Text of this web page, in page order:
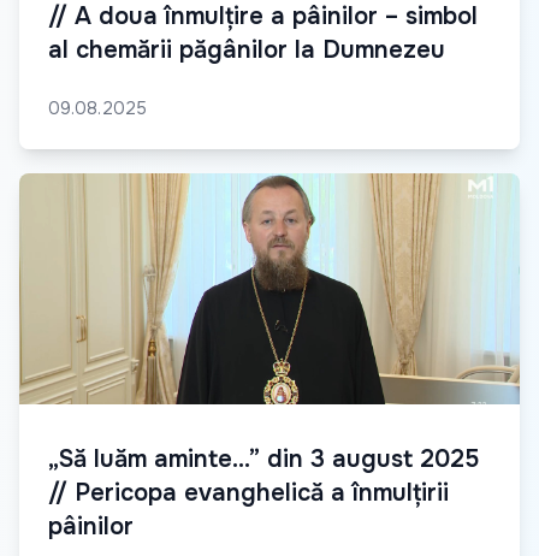
// A doua înmulțire a pâinilor – simbol
al chemării păgânilor la Dumnezeu
09.08.2025
„Să luăm aminte...” din 3 august 2025
// Pericopa evanghelică a înmulțirii
pâinilor